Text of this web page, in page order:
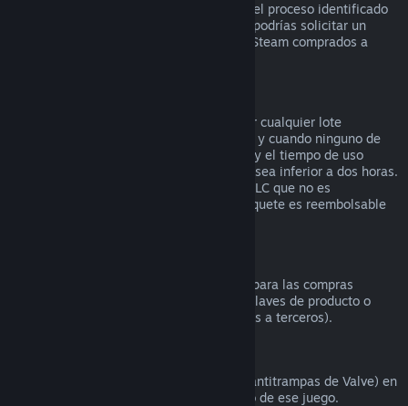
Dentro del periodo de tiempo aplicable y el proceso identificado
, podrías solicitar un
reembolso por hardware y accesorios de Steam comprados a
Puedes recibir un reembolso completo por cualquier lote
comprado en la tienda de Steam, siempre y cuando ninguno de
los artículos del lote se haya transferido, y el tiempo de uso
combinado de todos los artículos del lote sea inferior a dos horas.
Si un lote incluye un artículo de juego o DLC que no es
reembolsable, Steam te dirá si todo el paquete es reembolsable
Valve no puede proporcionar reembolsos para las compras
realizadas fuera de Steam (por ejemplo, claves de producto o
tarjetas de la Cartera de Steam compradas a terceros).
Si te han bloqueado por VAC (el sistema antitrampas de Valve) en
un juego, pierdes el derecho al reembolso de ese juego.